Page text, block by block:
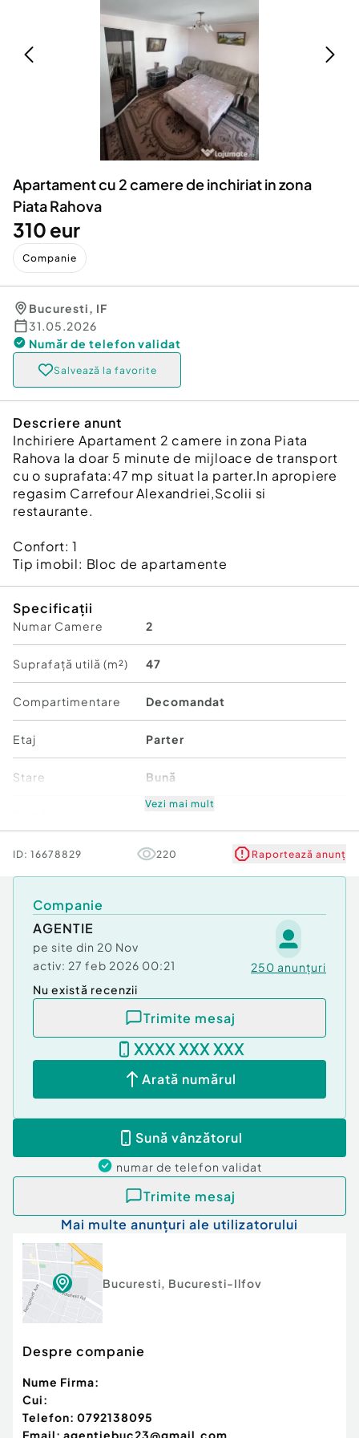
Animale de companie
Afaceri și echipamente profesionale
Inchiriere Bunuri si Vehicule
Utilaje agricole si industriale
Piese auto si accesorii
Dacia Duster
Apartament cu 2 camere de inchiriat in zona
Piata Rahova
310 eur
Companie
Bucuresti, IF
31.05.2026
Număr de telefon validat
Salvează la favorite
Descriere anunt
Inchiriere Apartament 2 camere in zona Piata
Rahova la doar 5 minute de mijloace de transport
cu o suprafata:47 mp situat la parter.In apropiere
regasim Carrefour Alexandriei,Scolii si
restaurante.
Confort:1
Tip imobil: Bloc de apartamente
Specificații
Numar Camere 2
Suprafață utilă (m²) 47
Compartimentare Decomandat
Etaj Parter
Stare Bună
Vezi mai mult
ID: 16678829 220 Raportează anunț
Companie
AGENTIE
pe site din 20 Nov
activ: 27 feb 2026 00:21 250 anunțuri
Nu există recenzii
Trimite mesaj
XXXX XXX XXX
Arată numărul
Sună vânzătorul
numar de telefon validat
Trimite mesaj
Mai multe anunțuri ale utilizatorului
Bucuresti, Bucuresti-Ilfov
Despre companie
Nume Firma:
Cui:
Telefon: 0792138095
Email: agentiebuc23@gmail.com